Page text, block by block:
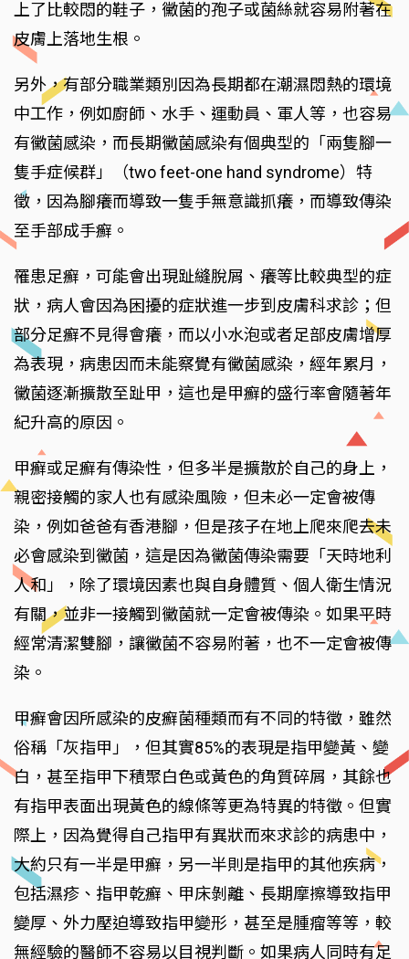
上了比較悶的鞋子，黴菌的孢子或菌絲就容易附著在
皮膚上落地生根。
另外，有部分職業類別因為長期都在潮濕悶熱的環境
中工作，例如廚師、水手、運動員、軍人等，也容易
有黴菌感染，而長期黴菌感染有個典型的「兩隻腳一
隻手症候群」（two feet-one hand syndrome）特
徵，因為腳癢而導致一隻手無意識抓癢，而導致傳染
至手部成手癬。
罹患足癬，可能會出現趾縫脫屑、癢等比較典型的症
狀，病人會因為困擾的症狀進一步到皮膚科求診；但
部分足癬不見得會癢，而以小水泡或者足部皮膚增厚
為表現，病患因而未能察覺有黴菌感染，經年累月，
黴菌逐漸擴散至趾甲，這也是甲癬的盛行率會隨著年
紀升高的原因。
甲癬或足癬有傳染性，但多半是擴散於自己的身上，
親密接觸的家人也有感染風險，但未必一定會被傳
染，例如爸爸有香港腳，但是孩子在地上爬來爬去未
必會感染到黴菌，這是因為黴菌傳染需要「天時地利
人和」，除了環境因素也與自身體質、個人衛生情況
有關，並非一接觸到黴菌就一定會被傳染。如果平時
經常清潔雙腳，讓黴菌不容易附著，也不一定會被傳
染。
甲癬會因所感染的皮癬菌種類而有不同的特徵，雖然
俗稱「灰指甲」，但其實85%的表現是指甲變黃、變
白，甚至指甲下積聚白色或黃色的角質碎屑，其餘也
有指甲表面出現黃色的線條等更為特異的特徵。但實
際上，因為覺得自己指甲有異狀而來求診的病患中，
大約只有一半是甲癬，另一半則是指甲的其他疾病，
包括濕疹、指甲乾癬、甲床剝離、長期摩擦導致指甲
變厚、外力壓迫導致指甲變形，甚至是腫瘤等等，較
無經驗的醫師不容易以目視判斷。如果病人同時有足